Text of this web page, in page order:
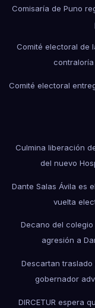
Comisaría de Puno
Comité electoral de
Comité electoral
Culmina liberación
del nuevo
Dante Salas Ávila es
vuelta
Decano del
agresión a
Descartan traslado
gobernador
DIRCETUR espera